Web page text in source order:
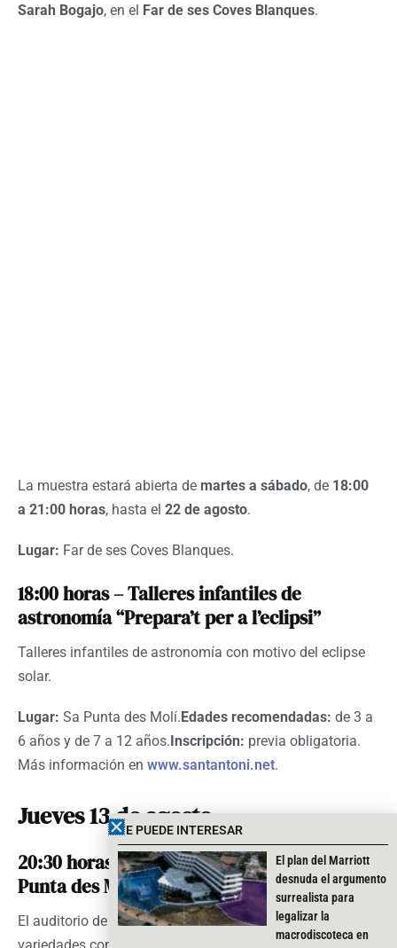
Sarah Bogajo, en el Far de ses Coves Blanques.
La muestra estará abierta de martes a sábado, de 18:00
a 21:00 horas, hasta el 22 de agosto.
Lugar: Far de ses Coves Blanques.
18:00 horas – Talleres infantiles de
astronomía “Prepara’t per a l’eclipsi”
Talleres infantiles de astronomía con motivo del eclipse
solar.
Lugar: Sa Punta des Molí. Edades recomendadas: de 3 a
6 años y de 7 a 12 años. Inscripción: previa obligatoria.
Más información en www.santantoni.net.
Jueves 13 de agosto
20:30 horas – Tarde de variedades en Sa
Punta des Molí
El auditorio de Sa Punta des Molíacogerá una tarde de
TE PUEDE INTERESAR
El plan del Marriott
desnuda el argumento
surrealista para
legalizar la
macrodiscoteca en